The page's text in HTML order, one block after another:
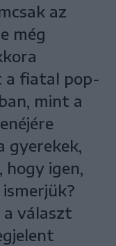
az
még
a fiatal pop-
mint a
gyerekek,
hogy igen,
a választ